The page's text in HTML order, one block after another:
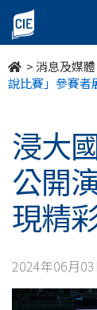
浸
大
國
學
院
舉
辦
「英
>消息及媒體
說比賽」參賽者
浸大
公開
現精
2024年06月03